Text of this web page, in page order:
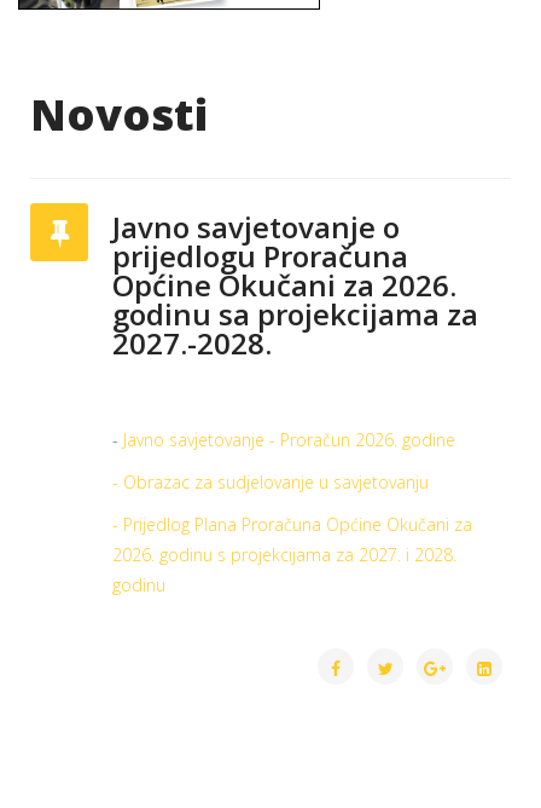
Novosti
Javno savjetovanje o
prijedlogu Proračuna
Općine Okučani za 2026.
godinu sa projekcijama za
2027.-2028.
- Javno savjetovanje - Proračun 2026. godine
- Obrazac za sudjelovanje u savjetovanju
- Prijedlog Plana Proračuna Općine Okučani za
2026. godinu s projekcijama za 2027. i 2028.
godinu